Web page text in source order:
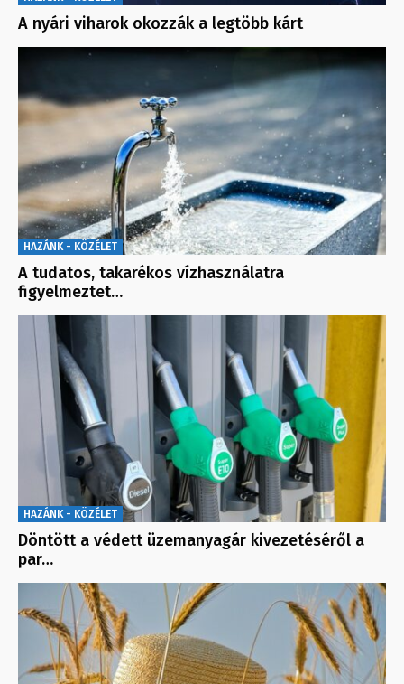
A nyári viharok okozzák a legtöbb kárt
HAZÁNK - KÖZÉLET
A tudatos, takarékos vízhasználatra
figyelmeztet…
HAZÁNK - KÖZÉLET
Döntött a védett üzemanyagár kivezetéséről a
par…